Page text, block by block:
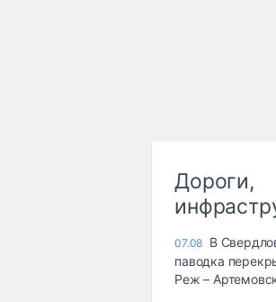
Дороги,
07.08 В
паводка
Реж –